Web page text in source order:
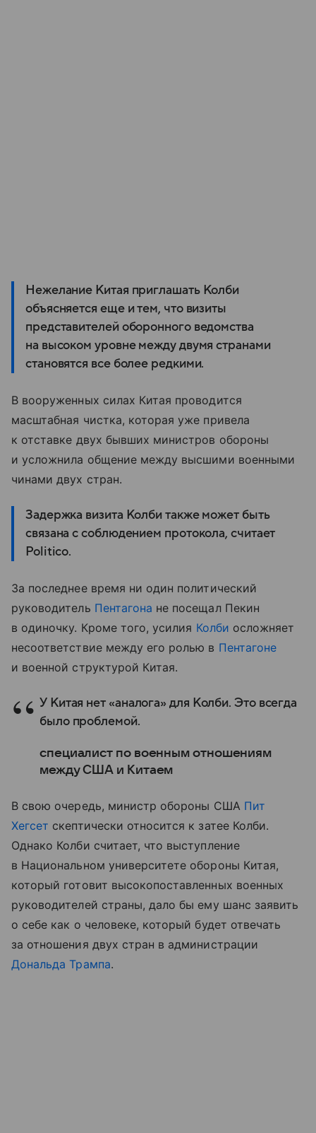
Нежелание Китая приглашать Колби
объясняется еще и тем, что визиты
представителей оборонного ведомства
на высоком уровне между двумя странами
становятся все более редкими.
В вооруженных силах Китая проводится
масштабная чистка, которая уже привела
к отставке двух бывших министров обороны
и усложнила общение между высшими военными
чинами двух стран.
Задержка визита Колби также может быть
связана с соблюдением протокола, считает
Politico.
За последнее время ни один политический
руководитель Пентагона не посещал Пекин
в одиночку. Кроме того, усилия Колби осложняет
несоответствие между его ролью в Пентагоне
и военной структурой Китая.
У Китая нет «аналога» для Колби. Это всегда
было проблемой.
специалист по военным отношениям
между США и Китаем
В свою очередь, министр обороны США Пит
Хегсет скептически относится к затее Колби.
Однако Колби считает, что выступление
в Национальном университете обороны Китая,
который готовит высокопоставленных военных
руководителей страны, дало бы ему шанс заявить
о себе как о человеке, который будет отвечать
за отношения двух стран в администрации
Дональда Трампа.